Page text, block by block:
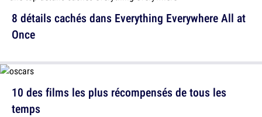
8 détails cachés dans Everything Everywhere All at
Once
10 des films les plus récompensés de tous les
temps